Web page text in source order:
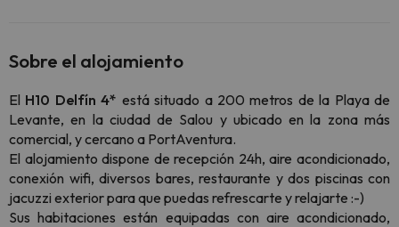
Sobre el alojamiento
El H10 Delfín 4* está situado a 200 metros de la Playa de
Levante, en la ciudad de Salou y ubicado en la zona más
comercial, y cercano a PortAventura.
El alojamiento dispone de recepción 24h, aire acondicionado,
conexión wifi, diversos bares, restaurante y dos piscinas con
jacuzzi exterior para que puedas refrescarte y relajarte :-)
Sus habitaciones están equipadas con aire acondicionado,